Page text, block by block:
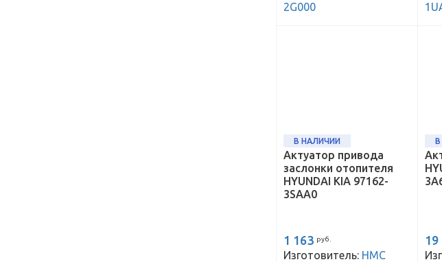
2G000
В НАЛИЧИИ
Актуатор привода
заслонки отопителя
HYUNDAI KIA 97162-
3SAA0
1 163 руб.
Изготовитель: HMC
В
19